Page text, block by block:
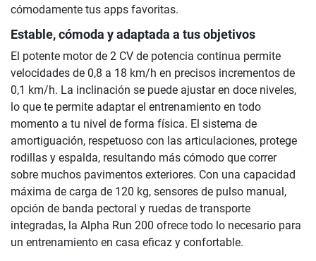
cómodamente tus apps favoritas.
Estable, cómoda y adaptada a tus objetivos
El potente motor de 2 CV de potencia continua permite
velocidades de 0,8 a 18 km/h en precisos incrementos de
0,1 km/h. La inclinación se puede ajustar en doce niveles,
lo que te permite adaptar el entrenamiento en todo
momento a tu nivel de forma física. El sistema de
amortiguación, respetuoso con las articulaciones, protege
rodillas y espalda, resultando más cómodo que correr
sobre muchos pavimentos exteriores. Con una capacidad
máxima de carga de 120 kg, sensores de pulso manual,
opción de banda pectoral y ruedas de transporte
integradas, la Alpha Run 200 ofrece todo lo necesario para
un entrenamiento en casa eficaz y confortable.